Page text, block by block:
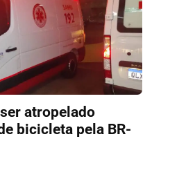
atropelado
bicicleta pela BR-